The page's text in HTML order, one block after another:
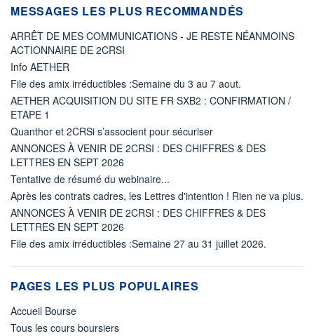
MESSAGES LES PLUS RECOMMANDÉS
ARRÊT DE MES COMMUNICATIONS - JE RESTE NÉANMOINS
ACTIONNAIRE DE 2CRSI
Info AETHER
File des amix irréductibles :Semaine du 3 au 7 aout.
AETHER ACQUISITION DU SITE FR SXB2 : CONFIRMATION /
ETAPE 1
Quanthor et 2CRSi s’associent pour sécuriser
ANNONCES À VENIR DE 2CRSI : DES CHIFFRES & DES
LETTRES EN SEPT 2026
Tentative de résumé du webinaire...
Après les contrats cadres, les Lettres d'intention ! Rien ne va plus.
ANNONCES À VENIR DE 2CRSI : DES CHIFFRES & DES
LETTRES EN SEPT 2026
File des amix irréductibles :Semaine 27 au 31 juillet 2026.
PAGES LES PLUS POPULAIRES
Accueil Bourse
Tous les cours boursiers